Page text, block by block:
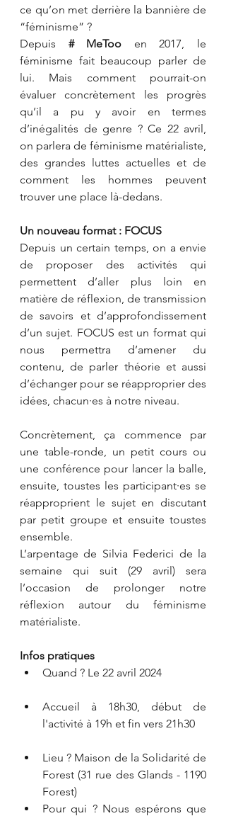
ce qu’on met derrière la bannière de
“féminisme” ?
Depuis # MeToo en 2017, le
féminisme fait beaucoup parler de
lui. Mais comment pourrait-on
évaluer concrètement les progrès
qu’il a pu y avoir en termes
d’inégalités de genre ? Ce 22 avril,
on parlera de féminisme matérialiste,
des grandes luttes actuelles et de
comment les hommes peuvent
trouver une place là-dedans.
Un nouveau format : FOCUS
Depuis un certain temps, on a envie
de proposer des activités qui
permettent d’aller plus loin en
matière de réflexion, de transmission
de savoirs et d’approfondissement
d’un sujet. FOCUS est un format qui
nous permettra d’amener du
contenu, de parler théorie et aussi
d’échanger pour se réapproprier des
idées, chacun·es à notre niveau.
Concrètement, ça commence par
une table-ronde, un petit cours ou
une conférence pour lancer la balle,
ensuite, toustes les participant·es se
réapproprient le sujet en discutant
par petit groupe et ensuite toustes
ensemble.
L’arpentage de Silvia Federici de la
semaine qui suit (29 avril) sera
l’occasion de prolonger notre
réflexion autour du féminisme
matérialiste.
Infos pratiques
Quand ? Le 22 avril 2024
Accueil à 18h30, début de
l'activité à 19h et fin vers 21h30
Lieu ? Maison de la Solidarité de
Forest (31 rue des Glands - 1190
Forest)
Pour qui ? Nous espérons que